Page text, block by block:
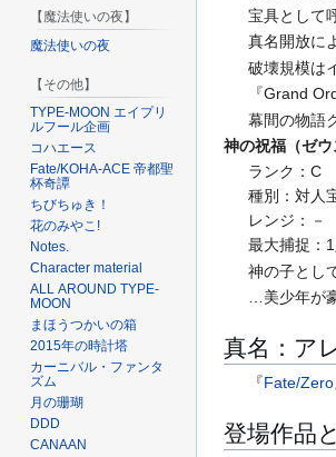
宝具として
真名開放に
破壊規模は
『Grand
幕間の物語
神の祝福（ゼウ
ランク：C
種別：対人
レンジ：－
最大捕捉：1
神の子とし
…美少年が
真名：ア
『Fate/Zero
登場作品
【魔法使いの夜】
魔法使いの夜
【その他】
TYPE-MOON エイプリ
ルフール企画
コハエース
Fate/KOHA-ACE 帝都聖
杯奇譚
ちびちゅき！
花のみやこ!
Notes.
Character material
ALL AROUND TYPE-
MOON
まほうつかいの箱
2015年の時計塔
カーニバル・ファンタ
ズム
月の珊瑚
DDD
CANAAN